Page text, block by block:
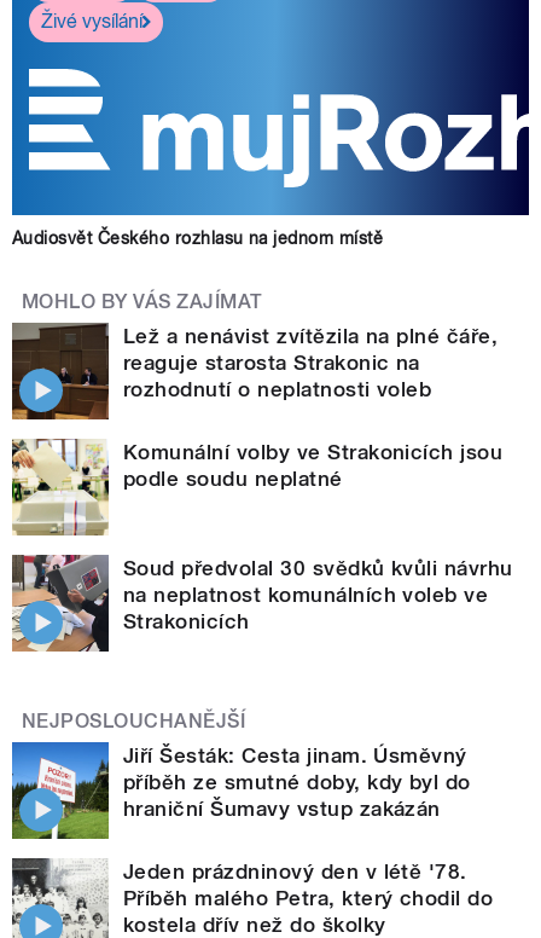
Živé vysílání
Audiosvět Českého rozhlasu na jednom místě
MOHLO BY VÁS ZAJÍMAT
Lež a nenávist zvítězila na plné čáře,
reaguje starosta Strakonic na
rozhodnutí o neplatnosti voleb
Komunální volby ve Strakonicích jsou
podle soudu neplatné
Soud předvolal 30 svědků kvůli návrhu
na neplatnost komunálních voleb ve
Strakonicích
NEJPOSLOUCHANĚJŠÍ
Jiří Šesták: Cesta jinam. Úsměvný
příběh ze smutné doby, kdy byl do
hraniční Šumavy vstup zakázán
Jeden prázdninový den v létě '78.
Příběh malého Petra, který chodil do
kostela dřív než do školky